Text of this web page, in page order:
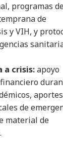
programas
de
y VIH, y
a crisis:apoyo
de
material de